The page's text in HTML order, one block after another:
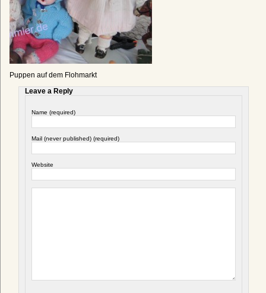
Puppen auf dem Flohmarkt
Leave a Reply
Name (required)
Mail (never published) (required)
Website